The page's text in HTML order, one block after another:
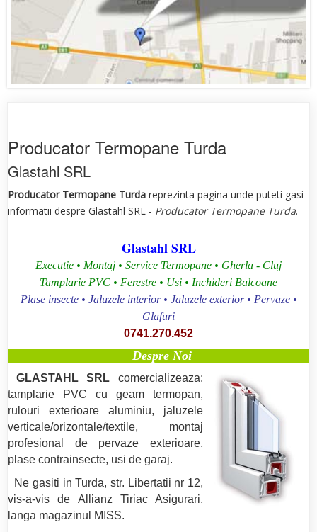
Producator Termopane Turda
Glastahl SRL
Producator Termopane Turda reprezinta pagina unde puteti gasi
informatii despre Glastahl SRL - Producator Termopane Turda.
Glastahl SRL
Executie • Montaj • Service Termopane • Gherla - Cluj
Tamplarie PVC • Ferestre • Usi • Inchideri Balcoane
Plase insecte • Jaluzele interior • Jaluzele exterior • Pervaze •
Glafuri
0741.270.452
Despre Noi
GLASTAHL SRL comercializeaza:
tamplarie PVC cu geam termopan,
rulouri exterioare aluminiu, jaluzele
verticale/orizontale/textile, montaj
profesional de pervaze exterioare,
plase contrainsecte, usi de garaj.
Ne gasiti in Turda, str. Libertatii nr 12,
vis-a-vis de Allianz Tiriac Asigurari,
langa magazinul MISS.